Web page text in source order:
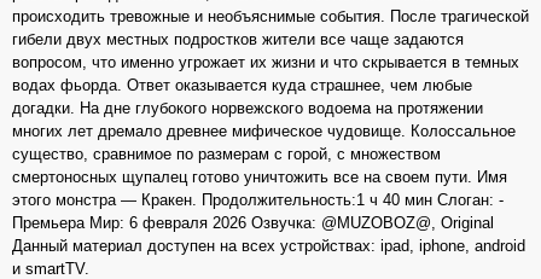
происходить тревожные и необъяснимые события. После трагической
гибели двух местных подростков жители все чаще задаются
вопросом, что именно угрожает их жизни и что скрывается в темных
водах фьорда. Ответ оказывается куда страшнее, чем любые
догадки. На дне глубокого норвежского водоема на протяжении
многих лет дремало древнее мифическое чудовище. Колоссальное
существо, сравнимое по размерам с горой, с множеством
смертоносных щупалец готово уничтожить все на своем пути. Имя
этого монстра — Кракен. Продолжительность:1 ч 40 мин Слоган: -
Премьера Мир: 6 февраля 2026 Озвучка: @MUZOBOZ@, Original
Данный материал доступен на всех устройствах: ipad, iphone, android
и smartTV.